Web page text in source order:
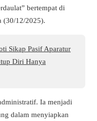
bertempat di
(30/12/2025).
Sikap Pasif Aparatur
Diri Hanya
Ia menjadi
dalam menyiapkan